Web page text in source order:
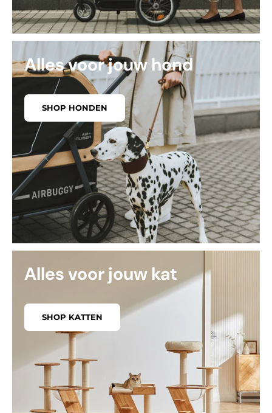
Alles voor jouw hond
SHOP HONDEN
Alles voor jouw kat
SHOP KATTEN